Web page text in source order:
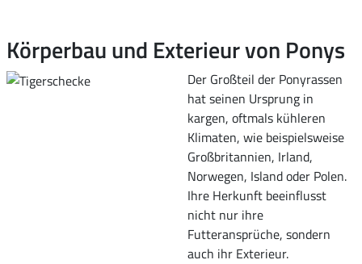
Körperbau und Exterieur von Ponys
Der Großteil der Ponyrassen
hat seinen Ursprung in
kargen, oftmals kühleren
Klimaten, wie beispielsweise
Großbritannien, Irland,
Norwegen, Island oder Polen.
Ihre Herkunft beeinflusst
nicht nur ihre
Futteransprüche, sondern
auch ihr Exterieur.